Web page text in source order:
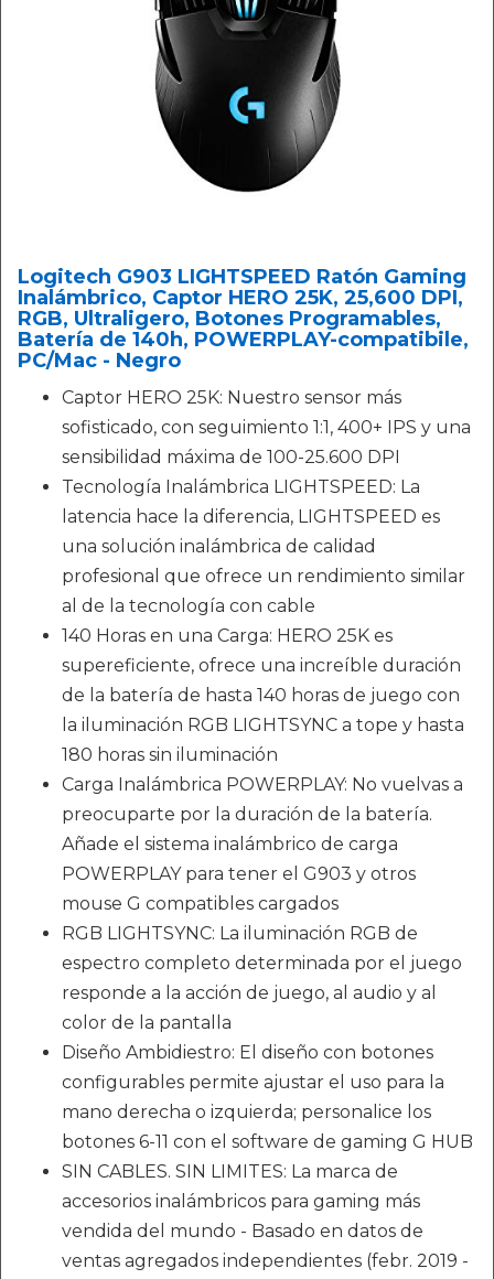
Logitech G903 LIGHTSPEED Ratón Gaming
Inalámbrico, Captor HERO 25K, 25,600 DPI,
RGB, Ultraligero, Botones Programables,
Batería de 140h, POWERPLAY-compatibile,
PC/Mac - Negro
Captor HERO 25K: Nuestro sensor más
sofisticado, con seguimiento 1:1, 400+ IPS y una
sensibilidad máxima de 100-25.600 DPI
Tecnología Inalámbrica LIGHTSPEED: La
latencia hace la diferencia, LIGHTSPEED es
una solución inalámbrica de calidad
profesional que ofrece un rendimiento similar
al de la tecnología con cable
140 Horas en una Carga: HERO 25K es
supereficiente, ofrece una increíble duración
de la batería de hasta 140 horas de juego con
la iluminación RGB LIGHTSYNC a tope y hasta
180 horas sin iluminación
Carga Inalámbrica POWERPLAY: No vuelvas a
preocuparte por la duración de la batería.
Añade el sistema inalámbrico de carga
POWERPLAY para tener el G903 y otros
mouse G compatibles cargados
RGB LIGHTSYNC: La iluminación RGB de
espectro completo determinada por el juego
responde a la acción de juego, al audio y al
color de la pantalla
Diseño Ambidiestro: El diseño con botones
configurables permite ajustar el uso para la
mano derecha o izquierda; personalice los
botones 6-11 con el software de gaming G HUB
SIN CABLES. SIN LIMITES: La marca de
accesorios inalámbricos para gaming más
vendida del mundo - Basado en datos de
ventas agregados independientes (febr. 2019 -